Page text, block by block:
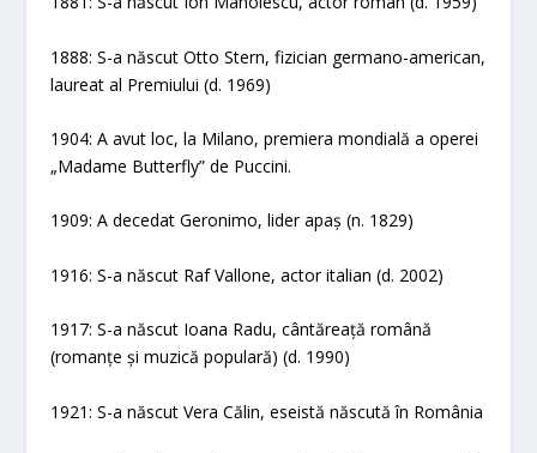
1888: S-a născut Otto Stern, fizician germano-american,
laureat al Premiului (d. 1969)
1904: A avut loc, la Milano, premiera mondială a operei
„Madame Butterfly” de Puccini.
1909: A decedat Geronimo, lider apaș (n. 1829)
1916: S-a născut Raf Vallone, actor italian (d. 2002)
1917: S-a născut Ioana Radu, cântăreață română
(romanțe și muzică populară) (d. 1990)
1921: S-a născut Vera Călin, eseistă născută în România